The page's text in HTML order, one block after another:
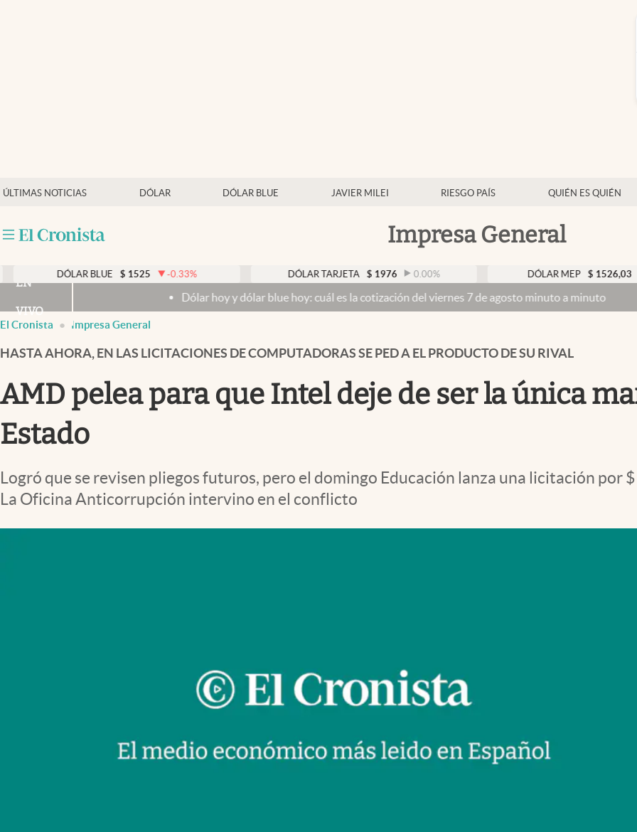
ÚLTIMAS NOTICIAS DÓLAR DÓLAR BLUE JAVIER MILEI RIESGO PAÍS QUIÉN ES QUIÉN
Impresa General
Mercados Online
Otras secciones
Infotechnology
Clase
Clima
Mundial 2026
Eventos Corporativos
Mediakit
DÓLAR BLUE $ 1525 -0.33% DÓLAR TARJETA $ 1976 0.00 % DÓLAR MEP $ 1526,03 0.43
EN
VIVO
Dólar hoy y dólar blue hoy: cuál es la cotización del viernes 7 de agosto minuto a minuto
El Cronista Impresa General
HASTA AHORA, EN LAS LICITACIONES DE COMPUTADORAS SE PED A EL PRODUCTO DE SU RIVAL
AMD pelea para que Intel deje de ser la única
Estado
Logró que se revisen pliegos futuros, pero el domingo Educación lanza una licitación por
La Oficina Anticorrupción intervino en el conflicto